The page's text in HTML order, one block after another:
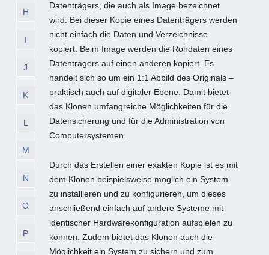
H
I
J
K
L
M
N
O
P
Datenträgers, die auch als Image bezeichnet
wird. Bei dieser Kopie eines Datenträgers werden
nicht einfach die Daten und Verzeichnisse
kopiert. Beim Image werden die Rohdaten eines
Datenträgers auf einen anderen kopiert. Es
handelt sich so um ein 1:1 Abbild des Originals –
praktisch auch auf digitaler Ebene. Damit bietet
das Klonen umfangreiche Möglichkeiten für die
Datensicherung und für die Administration von
Computersystemen.
Durch das Erstellen einer exakten Kopie ist es mit
dem Klonen beispielsweise möglich ein System
zu installieren und zu konfigurieren, um dieses
anschließend einfach auf andere Systeme mit
identischer Hardwarekonfiguration aufspielen zu
können. Zudem bietet das Klonen auch die
Möglichkeit ein System zu sichern und zum